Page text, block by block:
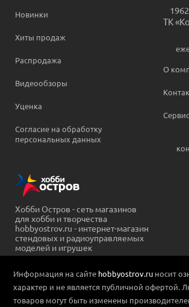
Новинки
Хиты продаж
Распродажа
Видеообзоры
Уценка
Согласие на обработку
персональных данных
ТК
О
Сервис
Хобби Остров - сеть магазинов
для хобби и творчества
hobbyostrov.ru - интернет-магазин
стендовых и радиоуправляемых
моделей и игрушек
Информация на сайте hobbyostrov.ru носит
характер и не является публичной офертой.
товаров могут быть изменены